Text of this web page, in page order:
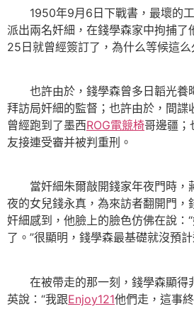
1950年9月6日下戰書，最壞的工
派出兩名奸細，在錢學森家中拘捕了
25日就曾經簽訂了，為什么等候這么
也許由於，錢學森曾多日韜光養
拜訪局奸細的監督；也許由於，間諜
曾經跑到了墨西ROG電競椅哥邊疆；
友接連受審并被判重刑。
當奸細朱爾敲開錢家年夜門時，
夜的女兒錢永真，為來訪者翻開門，
奸細感到，他臉上的臉色仿佛在說：
了。”很顯明，錢學森最基礎就沒預計
在被帶走的那一刻，錢學森顯得
英說：“我跟Enjoy121他們走，這事